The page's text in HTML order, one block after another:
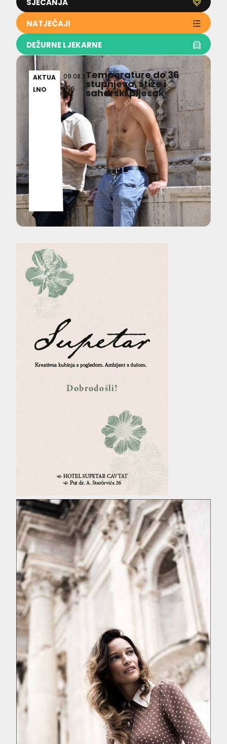
SJEĆANJA
NATJEČAJI
DEŽURNE LJEKARNE
AKTUA
LNO
09.08.2
026
Temperature do 36
stupnjeva, stiže i
saharski pijesak